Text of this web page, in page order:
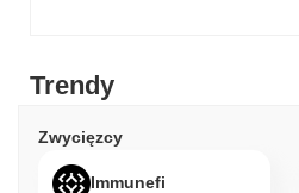
Trendy
Zwycięzcy
Immunefi